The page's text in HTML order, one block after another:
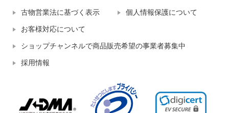
古物営業法に基づく表示 個人情報保護について
お客様対応について
ショップチャンネルで商品販売希望の事業者募集中
採用情報